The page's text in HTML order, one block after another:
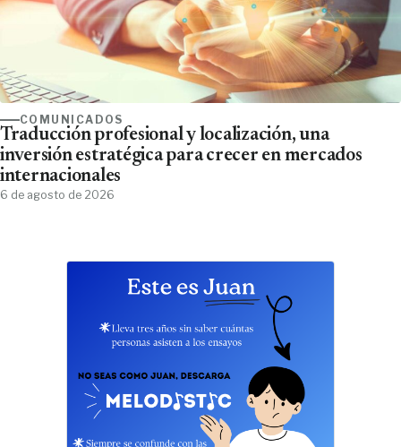
COMUNICADOS
Traducción profesional y localización, una
inversión estratégica para crecer en mercados
internacionales
6 de agosto de 2026